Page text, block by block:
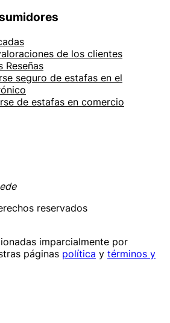
de los clientes
Reseñas
seguro de estafas en el
de estafas en comercio
reservados
imparcialmente por
páginas política y términos y